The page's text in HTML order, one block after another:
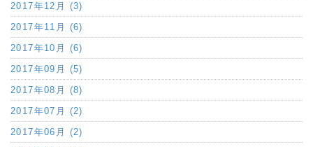
2017年12月 (3)
2017年11月 (6)
2017年10月 (6)
2017年09月 (5)
2017年08月 (8)
2017年07月 (2)
2017年06月 (2)